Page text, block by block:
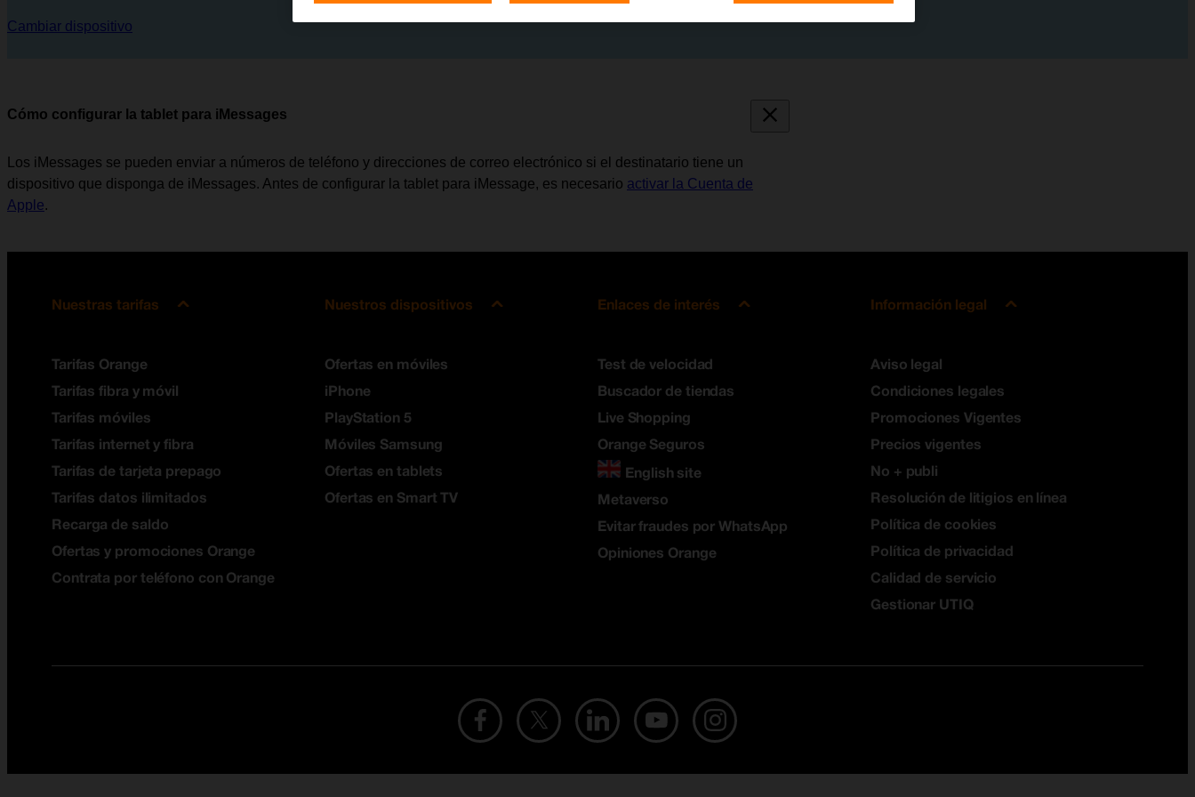
Cambiar dispositivo
Cómo configurar la tablet para iMessages
Los iMessages se pueden enviar a números de teléfono y direcciones de correo electrónico si el destinatario tiene un
dispositivo que disponga de iMessages. Antes de configurar la tablet para iMessage, es necesario activar la Cuenta de
Apple.
Nuestras tarifas
Tarifas Orange
Tarifas fibra y móvil
Tarifas móviles
Tarifas internet y fibra
Tarifas de tarjeta prepago
Tarifas datos ilimitados
Recarga de saldo
Ofertas y promociones Orange
Contrata por teléfono con Orange
Nuestros dispositivos
Ofertas en móviles
iPhone
PlayStation 5
Móviles Samsung
Ofertas en tablets
Ofertas en Smart TV
Enlaces de interés
Test de velocidad
Buscador de tiendas
Live Shopping
Orange Seguros
English site
Metaverso
Evitar fraudes por WhatsApp
Opiniones Orange
Información legal
Aviso legal
Condiciones legales
Promociones Vigentes
Precios vigentes
No + publi
Resolución de litigios en línea
Política de cookies
Política de privacidad
Calidad de servicio
Gestionar UTIQ